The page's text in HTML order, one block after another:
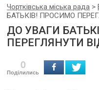
Чортківська міська рада >
БАТЬКІВ! ПРОСИМО
ДО УВАГИ
ПЕРЕГЛЯНУТИ
0
Поділились